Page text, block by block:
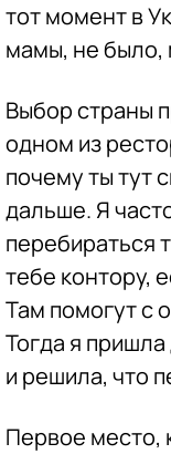
тот момент в
мамы, не было,
Выбор страны
одном из
почему ты тут
дальше. Я
перебираться
тебе контору,
Там помогут с
Тогда я
и решила, что
Первое место,